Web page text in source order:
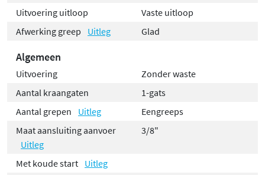
Uitvoering uitloop
Vaste uitloop
Afwerking greep
Uitleg Glad
Algemeen
Uitvoering
Zonder waste
Aantal kraangaten
1-gats
Aantal grepen
Uitleg
Eengreeps
Maat aansluiting aanvoer
Uitleg
3/8"
Met koude start Uitleg